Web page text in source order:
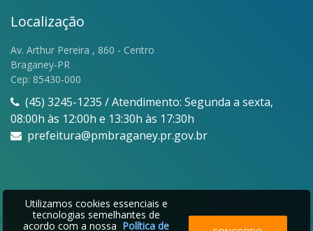
Localização
Av. Arthur Pereira , 860 - Centro
Braganey-PR
Cep: 85430-000
(45) 3245-1235 / Atendimento: Segunda a sexta,
08:00h às 12:00h e 13:30h às 17:30h
prefeitura@pmbraganey.pr.gov.br
Utilizamos cookies essenciais e
tecnologias semelhantes de
acordo com a nossa Política de